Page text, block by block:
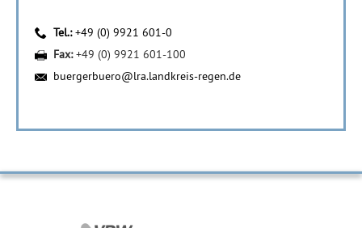
Tel.:+49 (0) 9921 601-0
Fax:+49 (0) 9921 601-100
buergerbuero@lra.landkreis-regen.de